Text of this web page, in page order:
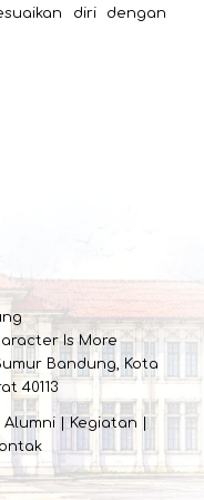
diri dengan
Is More
Bandung, Kota
40113
Alumni |Kegiatan